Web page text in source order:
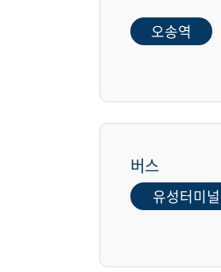
오송역
버스
유성터미널